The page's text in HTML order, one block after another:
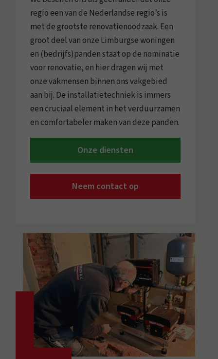
regio een van de Nederlandse regio’s is
met de grootste renovatienoodzaak. Een
groot deel van onze Limburgse woningen
en (bedrijfs)panden staat op de nominatie
voor renovatie, en hier dragen wij met
onze vakmensen binnen ons vakgebied
aan bij. De installatietechniek is immers
een cruciaal element in het verduurzamen
en comfortabeler maken van deze panden.
Onze diensten
Neem contact op